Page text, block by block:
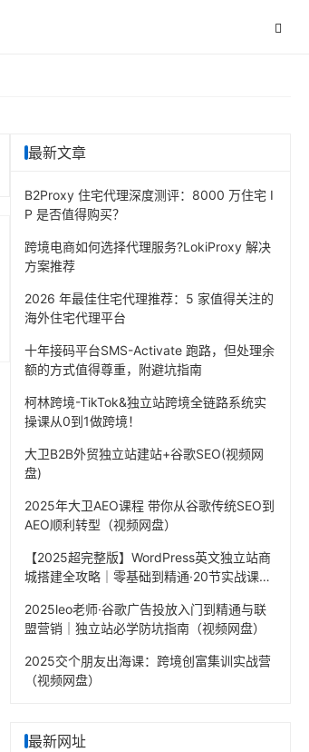
最新文章
B2Proxy 住宅代理深度测评：8000 万住宅 I
P 是否值得购买？
跨境电商如何选择代理服务?LokiProxy 解决
方案推荐
2026 年最佳住宅代理推荐：5 家值得关注的
海外住宅代理平台
十年接码平台SMS-Activate 跑路，但处理余
额的方式值得尊重，附避坑指南
柯林跨境-TikTok&独立站跨境全链路系统实
操课从0到1做跨境！
大卫B2B外贸独立站建站+谷歌SEO(视频网
盘)
2025年大卫AEO课程 带你从谷歌传统SEO到
AEO顺利转型（视频网盘）
【2025超完整版】WordPress英文独立站商
城搭建全攻略｜零基础到精通·20节实战课程
2025leo老师·谷歌广告投放入门到精通与联
盟营销｜独立站必学防坑指南（视频网盘）
2025交个朋友出海课：跨境创富集训实战营
（视频网盘）
最新网址